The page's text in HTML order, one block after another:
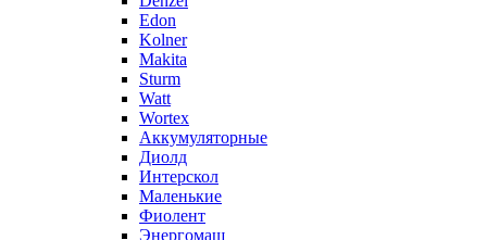
Edon
Kolner
Makita
Sturm
Watt
Wortex
Аккумуляторные
Диолд
Интерскол
Маленькие
Фиолент
Энергомаш